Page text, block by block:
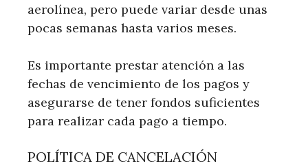
aerolínea, pero puede variar desde unas
pocas semanas hasta varios meses.
Es importante prestar atención a las
fechas de vencimiento de los pagos y
asegurarse de tener fondos suficientes
para realizar cada pago a tiempo.
POLÍTICA DE CANCELACIÓN